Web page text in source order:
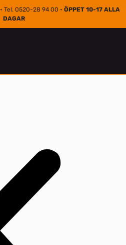
• Tel. 0520-28 94 00 • ÖPPET 10-17 ALLA
DAGAR